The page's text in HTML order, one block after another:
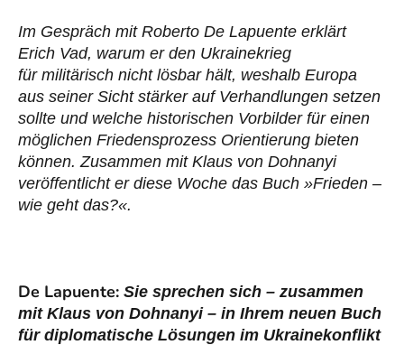
Im Gespräch mit Roberto De Lapuente erklärt
Erich Vad, warum er den Ukrainekrieg
für militärisch nicht lösbar hält, weshalb Europa
aus seiner Sicht stärker auf Verhandlungen setzen
sollte und welche historischen Vorbilder für einen
möglichen Friedensprozess Orientierung bieten
können. Zusammen mit Klaus von Dohnanyi
veröffentlicht er diese Woche das Buch »Frieden –
wie geht das?«.
De Lapuente: Sie sprechen sich – zusammen
mit Klaus von Dohnanyi – in Ihrem neuen Buch
für diplomatische Lösungen im Ukrainekonflikt